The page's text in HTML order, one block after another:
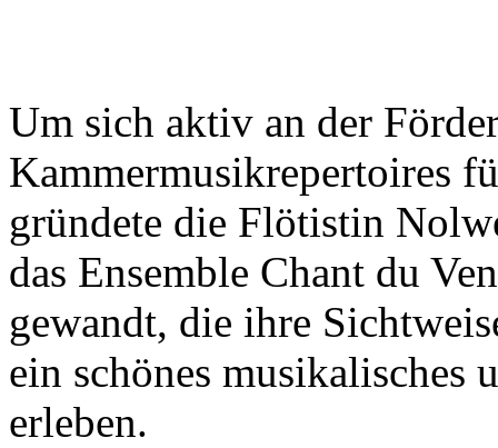
Um sich aktiv an der
Kammermusikrepertoires
gründete die Flötistin
das Ensemble Chant du
gewandt, die ihre
ein schönes musikalisches
erleben.